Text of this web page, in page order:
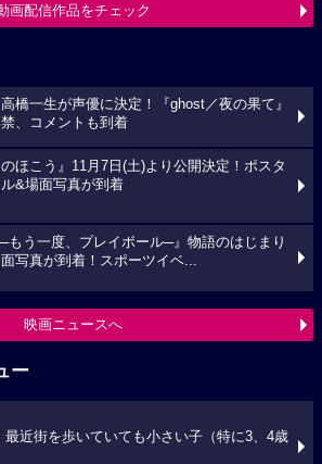
画配信作品をチェック
橋一生が声優に決定！『ghost／夜の果て』
、コメントも到着
のほこう』11月7日(土)より公開決定！ポスタ
&場面写真が到着
─もう一度、プレイボール─』物語のはじまり
写真が到着！スポーツイベ...
映画ニュースへ
ー
最近街を歩いていても小さい子（特に3、4歳